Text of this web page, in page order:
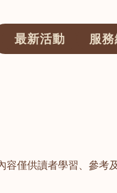
最新活動 服
容僅供讀者學習、參考